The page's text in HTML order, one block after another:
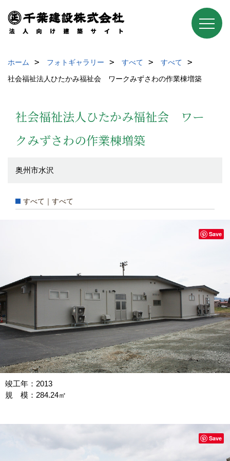
ホーム フォトギャラリー すべて
すべて
社会福祉法人ひたかみ福祉会 ワークみずさわの作業棟増築
社会福祉法人ひたかみ福祉会 ワー
クみずさわの作業棟増築
奥州市水沢
すべて｜すべて
竣工年：2013
規 模：284.24㎡
Save
Save